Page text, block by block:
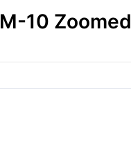
10 Zoomed